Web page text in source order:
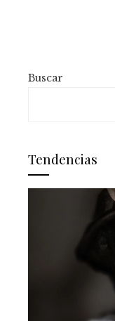
Buscar
Tendencias